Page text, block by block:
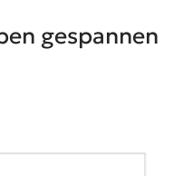
gespannen